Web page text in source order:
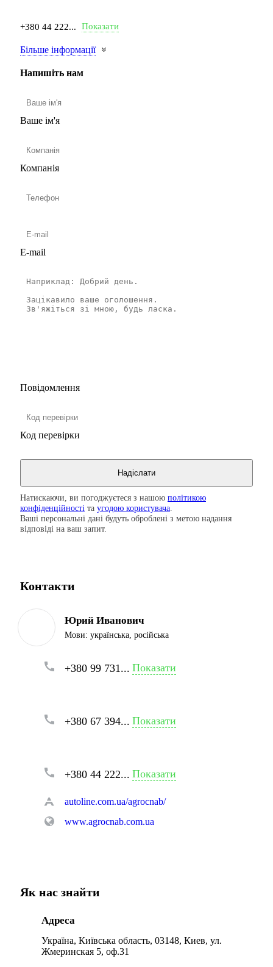
+380 44 222... Показати
Більше інформації
Напишіть нам
Ваше ім'я
Компанія
E-mail
Повідомлення
Код перевірки
Натискаючи, ви погоджуєтеся з нашою політикою
конфіденційності та угодою користувача
Ваші персональні дані будуть оброблені з метою надання
відповіді на ваш запит.
Контакти
Юрий Иванович
Мови: українська, російська
+380 99 731... Показати
+380 67 394... Показати
+380 44 222... Показати
autoline.com.ua/agrocnab/
www.agrocnab.com.ua
Як нас знайти
Адреса
Україна, Київська область, 03148, Киев, ул.
Жмеринская 5, оф.31